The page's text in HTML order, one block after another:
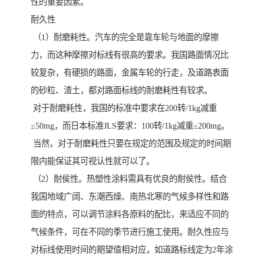
性的重要因素。
耐久性
（1）耐磨耗性。汽车的完全是靠车轮与地面的摩擦
力，而这种摩擦对标线有很高的要求。我国路面情况比
较复杂，有硬损的路面，金属车轮的行走，及道路表面
的砂粒、渣土，都对路面标线的耐磨耗性有较求。
对于耐磨耗性，我国的标准中要求在200转/1kg减重
≤50mg，而日本标准JLS要求：100转/1kg减重≤200mg。
当然，对于耐磨耗性只要在规定的范围及规定的时间期
限内能保证其可视认性就可以了。
（2）耐侯性。热塑性涂料需具有优良的耐侯性。结合
我国地域广阔、东潮西燥、南热北寒的气候多样性和路
面的特点，可以调节涂料各原料的配比，来适应不同的
气候条件，可在不同的季节进行施工使用。耐久性应与
对标线使用时间的期望值相对应，如道路标线定为2年涂